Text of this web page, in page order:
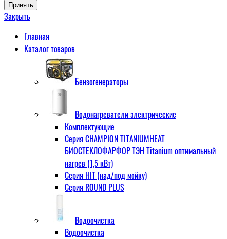
Принять
Закрыть
Главная
Каталог товаров
Бензогенераторы
Водонагреватели электрические
Комплектующие
Серия CHAMPION TITANIUMHEAT
БИОСТЕКЛОФАРФОР ТЭН Titanium оптимальный
нагрев (1,5 кВт)
Серия HIT (над/под мойку)
Серия ROUND PLUS
Водоочистка
Водоочистка